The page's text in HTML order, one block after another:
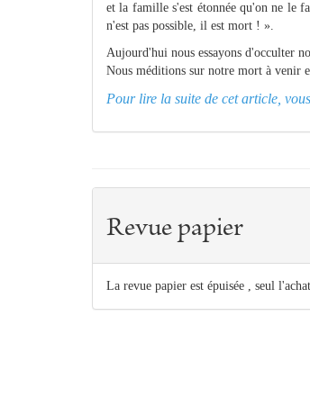
et la famille s'est étonnée qu'on ne le
n'est pas possible, il est mort ! ».
Aujourd'hui nous essayons d'occulter
Nous méditions sur notre mort à venir
Pour lire la suite de cet article,
Revue papier
La revue papier est épuisée , seul